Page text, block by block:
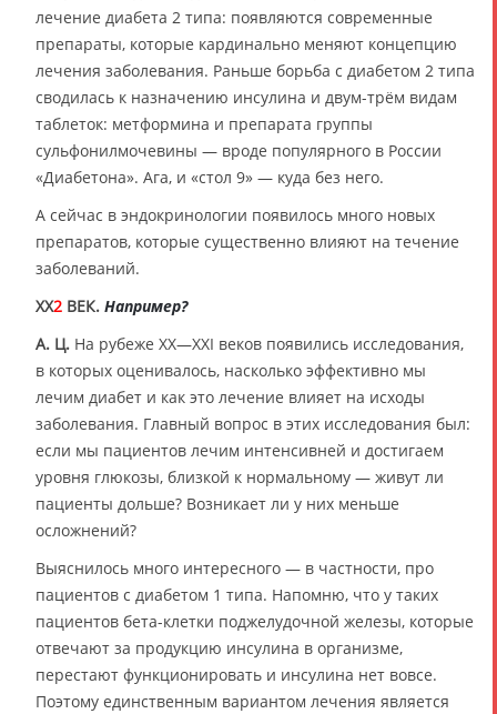
лечение диабета 2 типа: появляются современные
препараты, которые кардинально меняют концепцию
лечения заболевания. Раньше борьба с диабетом 2 типа
сводилась к назначению инсулина и двум-трём видам
таблеток: метформина и препарата группы
сульфонилмочевины — вроде популярного в России
«Диабетона». Ага, и «стол 9» — куда без него.
А сейчас в эндокринологии появилось много новых
препаратов, которые существенно влияют на течение
заболеваний.
XX2 ВЕК. Например?
А. Ц. На рубеже XX—XXI веков появились исследования,
в которых оценивалось, насколько эффективно мы
лечим диабет и как это лечение влияет на исходы
заболевания. Главный вопрос в этих исследования был:
если мы пациентов лечим интенсивней и достигаем
уровня глюкозы, близкой к нормальному — живут ли
пациенты дольше? Возникает ли у них меньше
осложнений?
Выяснилось много интересного — в частности, про
пациентов с диабетом 1 типа. Напомню, что у таких
пациентов бета-клетки поджелудочной железы, которые
отвечают за продукцию инсулина в организме,
перестают функционировать и инсулина нет вовсе.
Поэтому единственным вариантом лечения является